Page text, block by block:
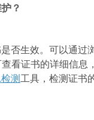
？
否生效。可以通过
看证书的详细信息
测工具，检测证书